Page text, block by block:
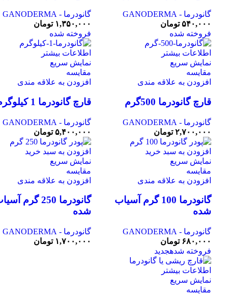
گانودرما - GANODERMA
۵۴۰,۰۰۰ تومان
گانودرما - GANODERMA
۱,۳۵۰,۰۰۰ تومان
فروخته شده
اطلاعات بیشتر
نمایش سریع
مقايسه
افزودن به علاقه مندی
قارچ گانودرما 500گرم
گانودرما - GANODERMA
۲,۷۰۰,۰۰۰ تومان
فروخته شده
اطلاعات بیشتر
نمایش سریع
مقايسه
افزودن به علاقه مندی
قارچ گانودرما 1 کیلوگرم
گانودرما - GANODERMA
۵,۴۰۰,۰۰۰ تومان
افزودن به سبد خرید
نمایش سریع
مقايسه
افزودن به علاقه مندی
گانودرما 100 گرم آسیاب
شده
گانودرما - GANODERMA
۶۸۰,۰۰۰ تومان
افزودن به سبد خرید
نمایش سریع
مقايسه
افزودن به علاقه مندی
گانودرما 250 گرم
شده
گانودرما - GANODERMA
۱,۷۰۰,۰۰۰ تومان
فروخته شدهجدید
اطلاعات بیشتر
نمایش سریع
مقايسه